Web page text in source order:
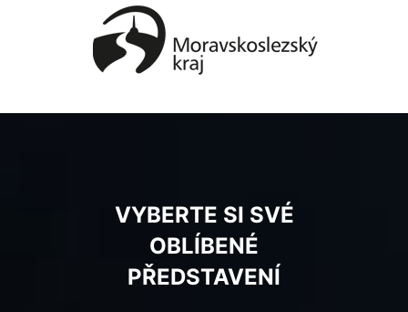
VYBERTE SI SVÉ
OBLÍBENÉ
PŘEDSTAVENÍ